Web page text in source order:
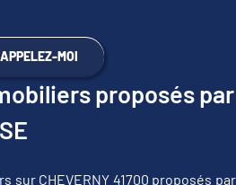
MOI
proposés par
sur CHEVERNY 41700 proposés par